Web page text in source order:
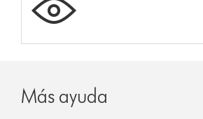
Más ayuda